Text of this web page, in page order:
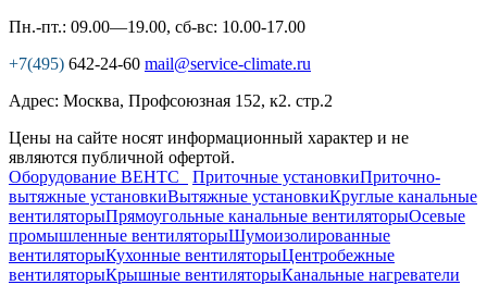
Пн.-пт.: 09.00—19.00, сб-вс: 10.00-17.00
+7(495) 642-24-60 mail@service-climate.ru
Адрес: Москва, Профсоюзная 152, к2. стр.2
Цены на сайте носят информационный характер и не
являются публичной офертой.
Оборудование ВЕНТС
Приточные установкиПриточно-
вытяжные установкиВытяжные установкиКруглые канальные
вентиляторыПрямоугольные канальные вентиляторыОсевые
промышленные вентиляторыШумоизолированные
вентиляторыКухонные вентиляторыЦентробежные
вентиляторыКрышные вентиляторыКанальные нагреватели